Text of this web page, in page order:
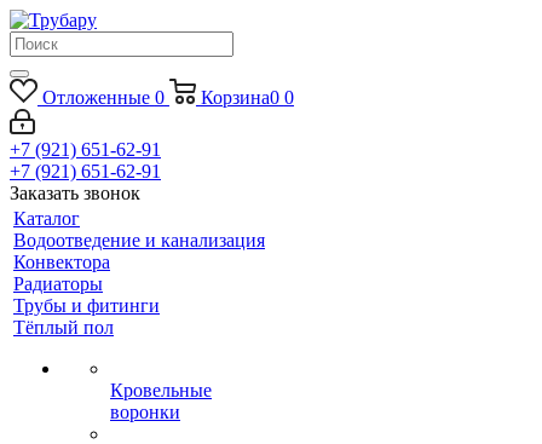
Отложенные 0 Корзина0 0
+7 (921) 651-62-91
+7 (921) 651-62-91
Заказать звонок
Каталог
Водоотведение и канализация
Конвектора
Радиаторы
Трубы и фитинги
Тёплый пол
Кровельные
воронки